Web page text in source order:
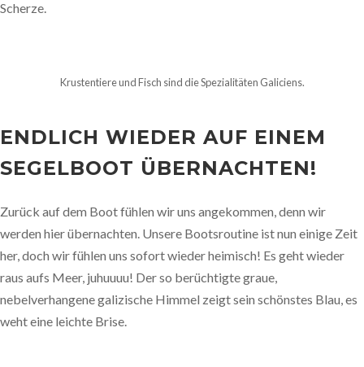
Scherze.
Krustentiere und Fisch sind die Spezialitäten Galiciens.
ENDLICH WIEDER AUF EINEM
SEGELBOOT ÜBERNACHTEN!
Zurück auf dem Boot fühlen wir uns angekommen, denn wir
werden hier übernachten. Unsere Bootsroutine ist nun einige Zeit
her, doch wir fühlen uns sofort wieder heimisch! Es geht wieder
raus aufs Meer, juhuuuu! Der so berüchtigte graue,
nebelverhangene galizische Himmel zeigt sein schönstes Blau, es
weht eine leichte Brise.